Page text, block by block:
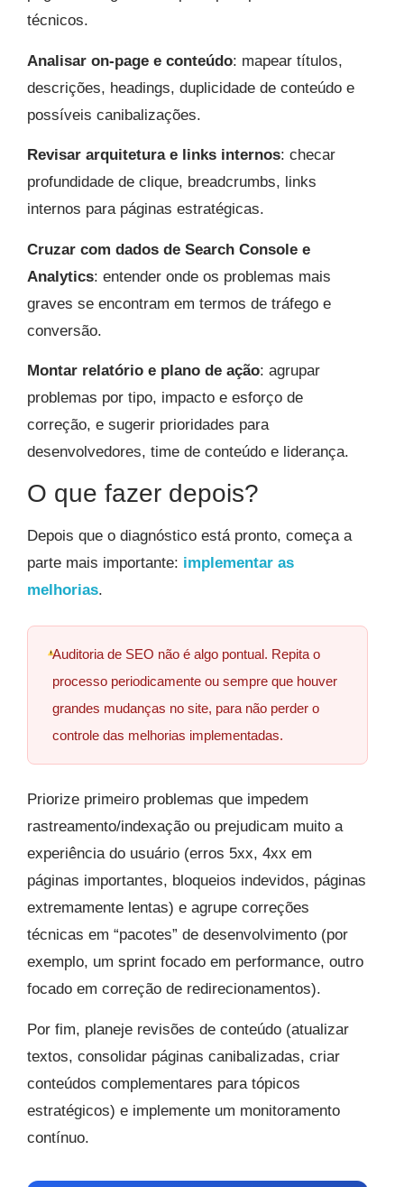
técnicos.
Analisar on-page e conteúdo: mapear títulos,
descrições, headings, duplicidade de conteúdo e
possíveis canibalizações.
Revisar arquitetura e links internos: checar
profundidade de clique, breadcrumbs, links
internos para páginas estratégicas.
Cruzar com dados de Search Console e
Analytics: entender onde os problemas mais
graves se encontram em termos de tráfego e
conversão.
Montar relatório e plano de ação: agrupar
problemas por tipo, impacto e esforço de
correção, e sugerir prioridades para
desenvolvedores, time de conteúdo e liderança.
O que fazer depois?
Depois que o diagnóstico está pronto, começa a
parte mais importante: implementar as
melhorias.
Auditoria de SEO não é algo pontual. Repita o
processo periodicamente ou sempre que houver
grandes mudanças no site, para não perder o
controle das melhorias implementadas.
Priorize primeiro problemas que impedem
rastreamento/indexação ou prejudicam muito a
experiência do usuário (erros 5xx, 4xx em
páginas importantes, bloqueios indevidos, páginas
extremamente lentas) e agrupe correções
técnicas em “pacotes” de desenvolvimento (por
exemplo, um sprint focado em performance, outro
focado em correção de redirecionamentos).
Por fim, planeje revisões de conteúdo (atualizar
textos, consolidar páginas canibalizadas, criar
conteúdos complementares para tópicos
estratégicos) e implemente um monitoramento
contínuo.